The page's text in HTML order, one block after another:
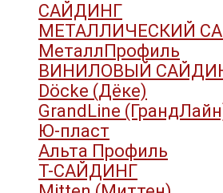
САЙДИНГ
МЕТАЛЛИЧЕСКИЙ
МеталлПрофиль
ВИНИЛОВЫЙ
Döcke (Дёке)
GrandLine
Ю-пласт
Альта Профиль
Т-САЙДИНГ